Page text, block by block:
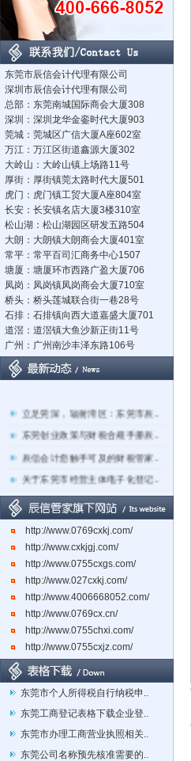
东莞市辰信会计代理有限公司
深圳市辰信会计代理有限公司
总部：东莞南城国际商会大厦308
深圳：深圳龙华金銮时代大厦903
莞城：莞城区广信大厦A座602室
万江：万江区街道鑫源大厦302
大岭山：大岭山镇上场路11号
厚街：厚街镇莞太路时代大厦501
虎门：虎门镇工贸大厦A座804室
长安：长安镇名店大厦3楼310室
松山湖：松山湖园区研发五路504
大朗：大朗镇大朗商会大厦401室
常平：常平百司汇商务中心1507
塘厦：塘厦环市西路广盈大厦706
凤岗：凤岗镇凤岗商会大厦710室
桥头：桥头莲城联合街一巷28号
石排：石排镇向西大道嘉盛大厦701
道滘：道滘镇大鱼沙新正街11号
广州：广州南沙丰泽东路106号
立足莞深，辐射湾区：东莞市辰..
东莞创业政策与财税合规手册辰..
辰信会计您触手可及的财税管家..
关于东莞市经营主体电子化登记..
东莞辰信会计代理有限公司专业..
东莞市长安镇长盛社区长中路1..
http://www.0769cxkj.com/
http://www.cxkjgj.com/
http://www.0755cxgs.com/
http://www.027cxkj.com/
http://www.4006668052.com/
http://www.0769cx.cn/
http://www.0755chxi.com/
http://www.0755cxjz.com/
东莞市个人所得税自行纳税申..
东莞工商登记表格下载企业登..
东莞市办理工商营业执照相关..
东莞公司名称预先核准需要的..